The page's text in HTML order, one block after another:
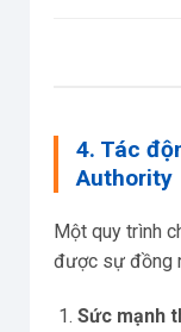
4. Tác
Authority
Một quy trình
được sự đồng
Sức mạnh